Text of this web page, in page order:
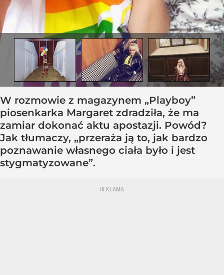
W rozmowie z magazynem „Playboy”
piosenkarka Margaret zdradziła, że ma
zamiar dokonać aktu apostazji. Powód?
Jak tłumaczy, „przeraża ją to, jak bardzo
poznawanie własnego ciała było i jest
stygmatyzowane”.